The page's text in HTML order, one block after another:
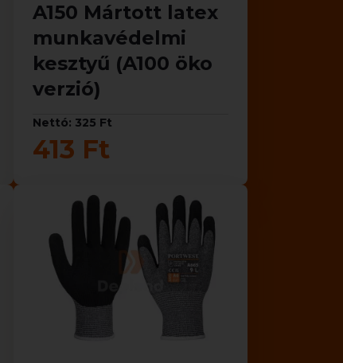
A150 Mártott latex
munkavédelmi
kesztyű (A100 öko
verzió)
Nettó: 325 Ft
413 Ft